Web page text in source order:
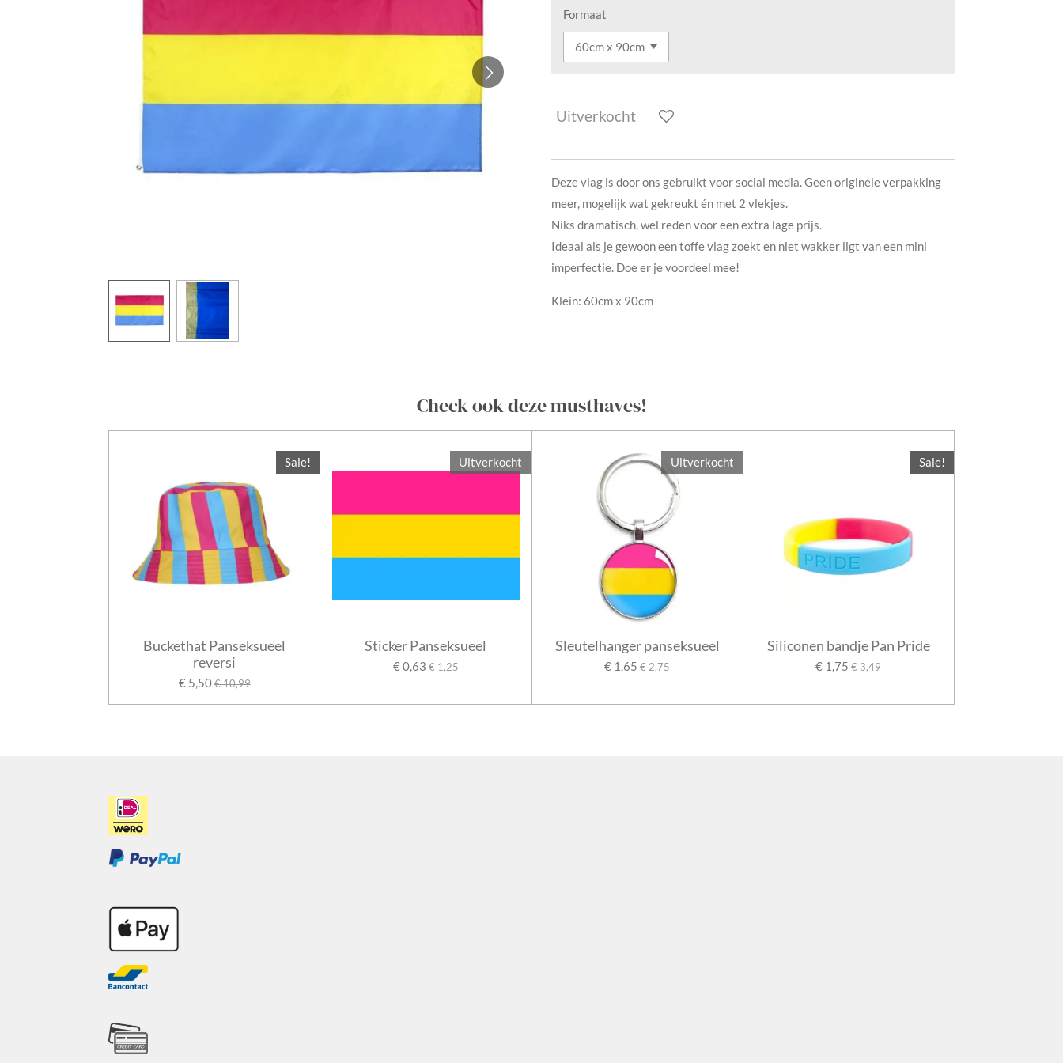
Formaat
Uitverkocht
Deze vlag is door ons gebruikt voor social media. Geen originele verpakking
meer, mogelijk wat gekreukt én met 2 vlekjes.
Niks dramatisch, wel reden voor een extra lage prijs.
Ideaal als je gewoon een toffe vlag zoekt en niet wakker ligt van een mini
imperfectie. Doe er je voordeel mee!
Klein: 60cm x 90cm
Check ook deze musthaves!
Sale!
Buckethat Panseksueel
reversi
€ 5,50€ 10,99
Uitverkocht
Sticker Panseksueel
€ 0,63 € 1,25
Uitverkocht
Sleutelhanger panseksueel
€ 1,65 € 2,75
Sale!
Siliconen bandje Pan Pride
€ 1,75 € 3,49